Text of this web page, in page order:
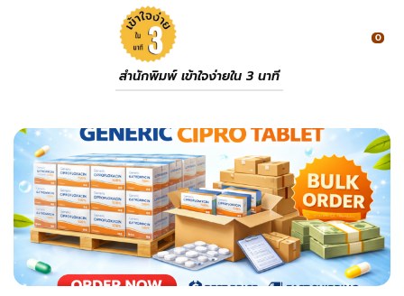
สำนักพิมพ์ เข้าใจง่ายใน 3 นาที
0